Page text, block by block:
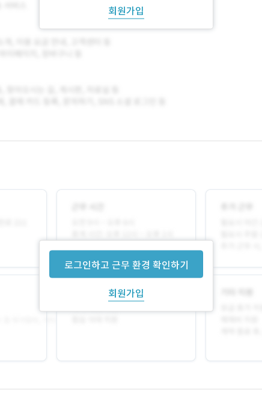
회원가입
로그인하고 근무 환경 확인하기
회원가입